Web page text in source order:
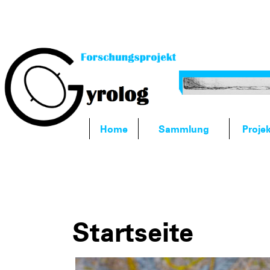
Home Sammlung
Startseite